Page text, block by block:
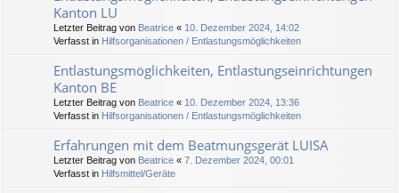
Kanton LU
Letzter Beitrag von Beatrice « 10. Dezember 2024, 14:02
Verfasst in Hilfsorganisationen / Entlastungsmöglichkeiten
Entlastungsmöglichkeiten, Entlastungseinrichtungen
Kanton BE
Letzter Beitrag von Beatrice « 10. Dezember 2024, 13:36
Verfasst in Hilfsorganisationen / Entlastungsmöglichkeiten
Erfahrungen mit dem Beatmungsgerät LUISA
Letzter Beitrag von Beatrice « 7. Dezember 2024, 00:01
Verfasst in Hilfsmittel/Geräte